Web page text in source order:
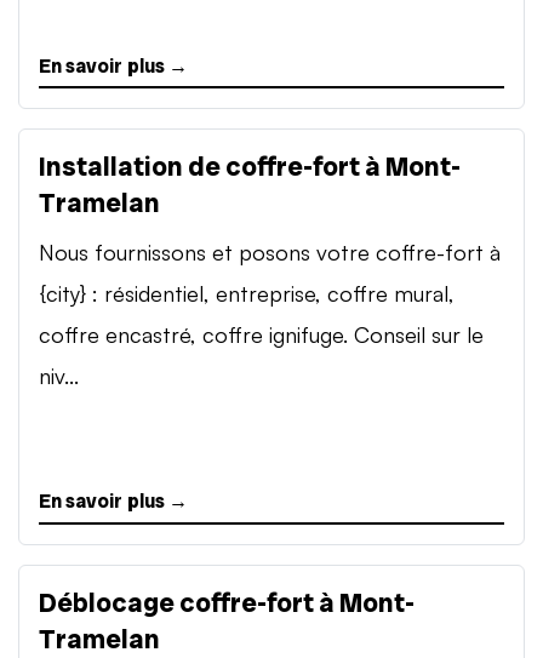
En savoir plus →
Installation de coffre-fort à Mont-
Tramelan
Nous fournissons et posons votre coffre-fort à
{city} : résidentiel, entreprise, coffre mural,
coffre encastré, coffre ignifuge. Conseil sur le
niv...
En savoir plus →
Déblocage coffre-fort à Mont-
Tramelan